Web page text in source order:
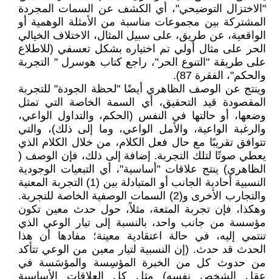
"الاختزال التوضيحي"، أي الكشف عن السمات المجردة
المشتركة بين مجموعات مناسبة من الأمثلة الوهمية أو
الواقعية، عن طريق، على سبيل المثال، الاختلاف الخيالي
الحر على مثال أولي تم اختياره بشكل تعسفي (للاطلاع
على طريقة "التنوع الحر"، راجع كتاب هوسرل " التجربة
والحكم"، الفقرة 87).
وينتج عن الوصف الظاهري أيضًا "لحظة الجودة" للتجربة
المقصودة قيد التحقيق، أي السمة الخاصة التي تمثل
وضعها، أو حالتها في النفس (الحكم، والتداول الواعي،
والرغبة الواعية، والأمل الواعي، وما إلى ذلك)، والتي
تتوافق تقريبًا مع حال فعل الكلام، من خلال الكلام الذي
يعطي صوتًا لتلك التجربة. إضافة إلى ذلك، فإن الوصف (
الظاهري) ينتج علاقات "أساسية"، أي التبعيات الوجودية
النسبية أحادية الجانب أو المتبادلة بين (1) التجربة المعنية
والتجارب الأخرى و(2) السمات الوصفية الخاصة للتجربة.
وهكذا، فإن تجربة المتعة، مثلاً، حول حدث معين تكون
مؤسسة من جانب واحد، بالنسبة إلى تيار الوعي الذي
تنتمي إليه، في حالة اعتقادية معينة؛ مفادها أن هذا
الحدث قد حدث. (إن النسبية لتيار معين من الوعي تتأكد
من حدوث كل من الخبرة المؤسِسة والمؤسَسة في
عقل الشخص نفسه) مثل كل العلاقات الأساسية